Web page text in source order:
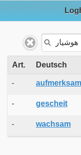
Art. Deutsch
- aufmerksam
- gescheit
- wachsam